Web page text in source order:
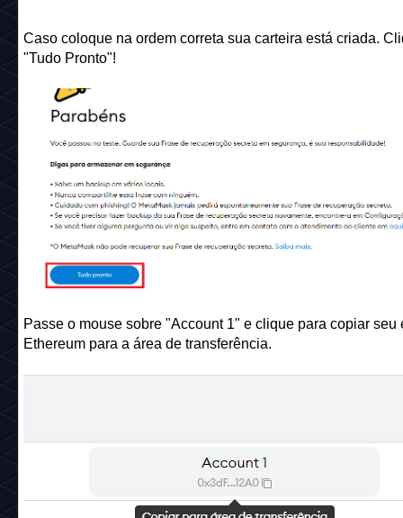
Caso coloque na ordem correta sua carteira está criada.
"Tudo Pronto"!
Passe o mouse sobre "Account 1" e clique para copiar seu
Ethereum para a área de transferência.